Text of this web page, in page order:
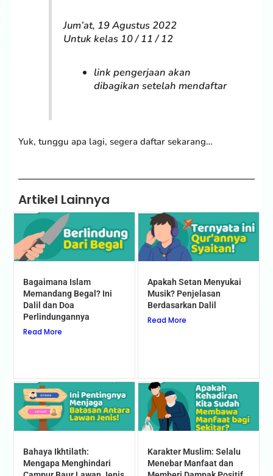
Jum’at, 19 Agustus 2022
Untuk kelas 10 / 11 / 12
link pengerjaan akan
dibagikan setelah mendaftar
Yuk, tunggu apa lagi, segera daftar sekarang…
Artikel Lainnya
Bagaimana Islam
Memandang Begal? Ini
Dalil dan Doa
Perlindungannya
Read More
Apakah Setan Menyukai
Musik? Penjelasan
Berdasarkan Dalil
Read More
Bahaya Ikhtilath:
Mengapa Menghindari
Karakter Muslim: Selalu
Menebar Manfaat dan